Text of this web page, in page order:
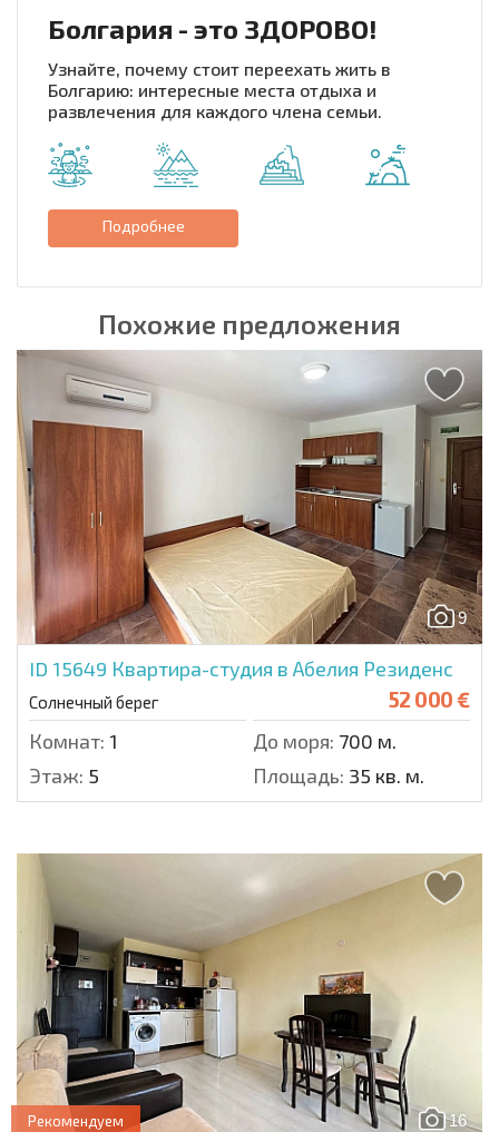
Болгария - это ЗДОРОВО!
Узнайте, почему стоит переехать жить в
Болгарию: интересные места отдыха и
развлечения для каждого члена семьи.
Подробнее
Похожие предложения
9
ID 15649 Квартира-студия в Абелия Резиденс
Солнечный берег 52 000 €
Комнат: 1 До моря: 700 м.
Этаж: 5 Площадь: 35 кв. м.
16
Рекомендуем